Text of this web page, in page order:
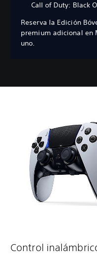
Call of Duty: Black
Reserva la Edición
premium adicional en
uno.
Control